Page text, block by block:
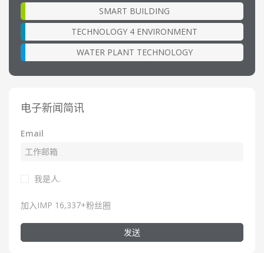
SMART BUILDING
TECHNOLOGY 4 ENVIRONMENT
WATER PLANT TECHNOLOGY
电子新闻简讯
Email
我是人.
加入IMP 16,337+粉丝圈
发送